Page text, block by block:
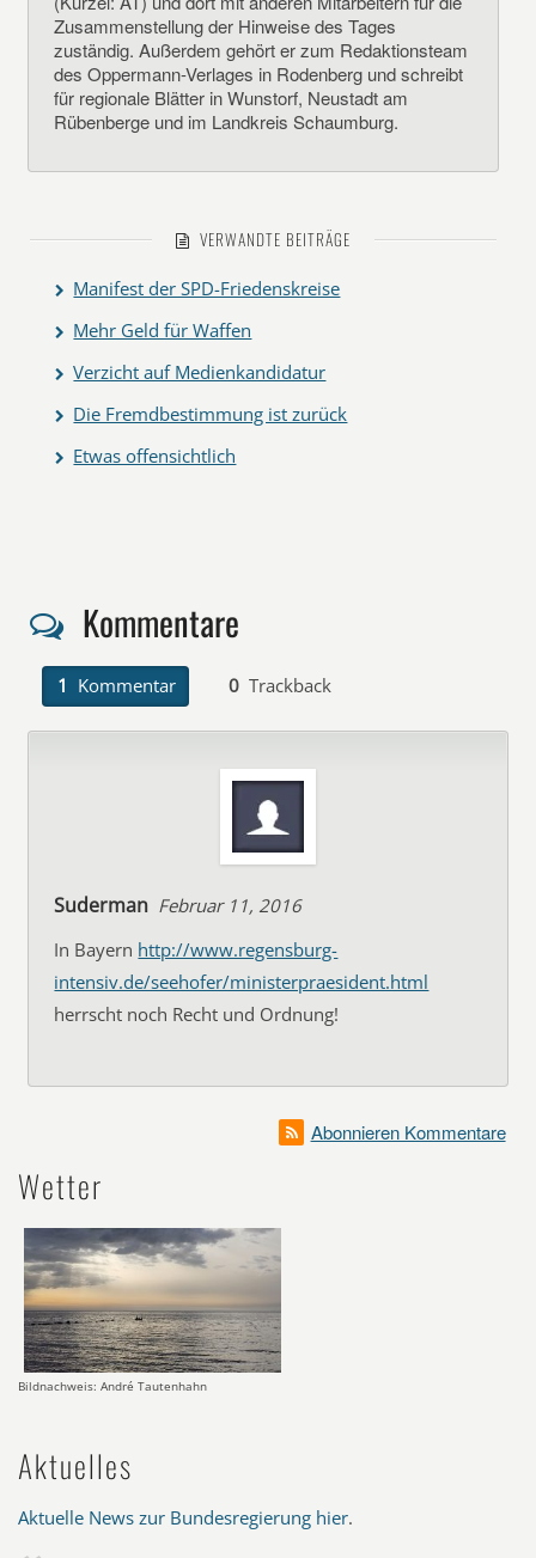
Zusammenstellung der Hinweise des Tages
zuständig. Außerdem gehört er zum Redaktionsteam
des Oppermann-Verlages in Rodenberg und schreibt
für regionale Blätter in Wunstorf, Neustadt am
Rübenberge und im Landkreis Schaumburg.
VERWANDTE BEITRÄGE
Manifest der SPD-Friedenskreise
Mehr Geld für Waffen
Verzicht auf Medienkandidatur
Die Fremdbestimmung ist zurück
Etwas offensichtlich
Kommentare
1 Kommentar 0 Trackback
Suderman Februar 11, 2016
In Bayern http://www.regensburg-
intensiv.de/seehofer/ministerpraesident.html
herrscht noch Recht und Ordnung!
Abonnieren Kommentare
Wetter
Bildnachweis: André Tautenhahn
Aktuelles
Aktuelle News zur Bundesregierung hier.